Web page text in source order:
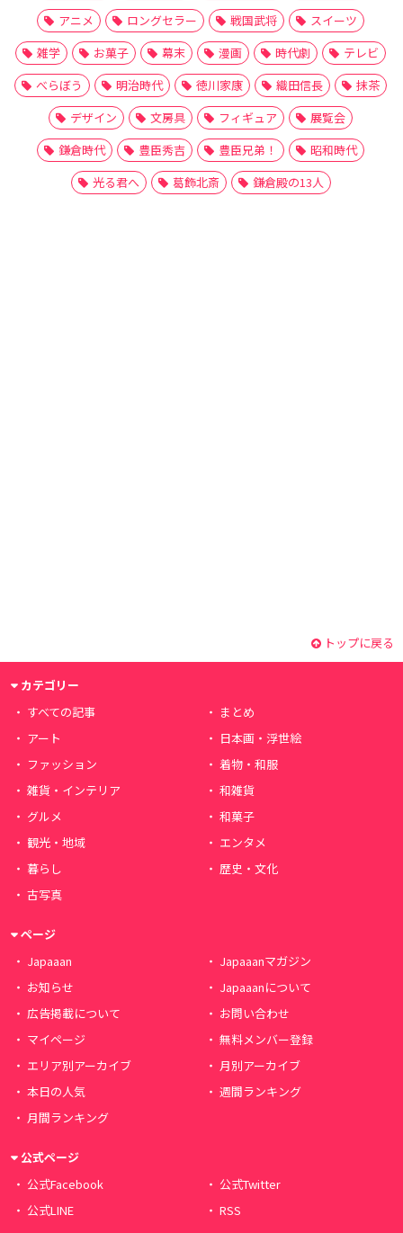
アニメ
ロングセラー 戦国武将
スイーツ
雑学
お菓子 幕末 漫画 時代劇
テレビ
べらぼう
明治時代 徳川家康 織田信長
抹茶
デザイン
文房具 フィギュア
展覧会
鎌倉時代
豊臣秀吉 豊臣兄弟！
昭和時代
光る君へ
葛飾北斎 鎌倉殿の13人
トップに戻る
カテゴリー
すべての記事
まとめ
アート
日本画・浮世絵
ファッション
着物・和服
雑貨・インテリア
和雑貨
グルメ
和菓子
観光・地域
エンタメ
暮らし
歴史・文化
古写真
ページ
Japaaan
Japaaanマガジン
お知らせ
Japaaanについて
広告掲載について
お問い合わせ
マイページ
無料メンバー登録
エリア別アーカイブ
月別アーカイブ
本日の人気
週間ランキング
月間ランキング
公式ページ
公式Facebook
公式Twitter
公式LINE
RSS